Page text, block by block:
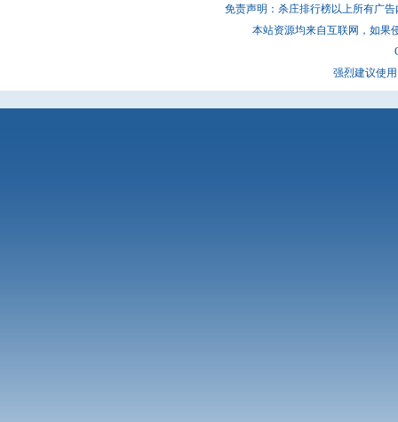
免责声明：杀庄排行榜以上所有广
本站资源均来自互联网，如果
强烈建议使